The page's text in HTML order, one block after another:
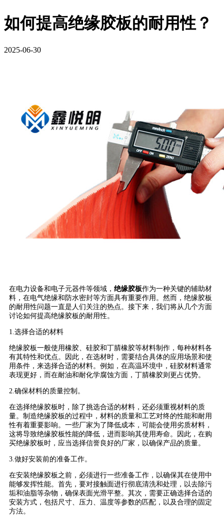
如何提高绝缘胶板的耐用性？
2025-06-30
在电力设备和电子元器件等领域， 绝缘胶板作为一种关键的辅助材
料，在电气绝缘和防水密封等方面具有重要作用。然而，绝缘胶板
的耐用性问题一直是人们关注的热点。接下来，我们将从几个方面
讨论如何提高绝缘胶板的耐用性。
1.选择合适的材料
绝缘胶板一般使用橡胶、硅胶和丁腈橡胶等材料制作，每种材料各
有其特性和优点。因此，在选材时，需要结合具体的应用场景和使
用条件，来选择合适的材料。例如，在高温环境中，硅胶材料通常
表现更好，而在耐油和耐化学腐蚀方面，丁腈橡胶则更占优势。
2.确保材料的质量控制。
在选择绝缘胶板时，除了挑选合适的材料，还必须重视材料的质
量。制造绝缘胶板的过程中，材料的质量和工艺对终的性能和耐用
性有着重要影响。一些厂家为了降低成本，可能会使用劣质材料，
这将导致绝缘胶板性能的降低，进而影响其使用寿命。因此，在购
买绝缘胶板时，应当选择信誉良好的厂家，以确保产品的质量。
3.做好安装前的准备工作。
在安装绝缘胶板之前，必须进行一些准备工作，以确保其在使用中
能够发挥性能。首先，要对接触面进行彻底清洗和处理，以去除污
垢和油脂等杂物，确保表面光滑平整。其次，需要正确选择合适的
安装方式，包括尺寸、压力、温度等参数的匹配，以及合理的固定
方法。